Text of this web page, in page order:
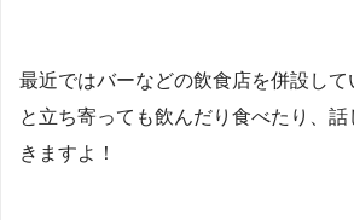
最近ではバーなどの飲食店を併設し
と立ち寄っても飲んだり食べたり、
きますよ！